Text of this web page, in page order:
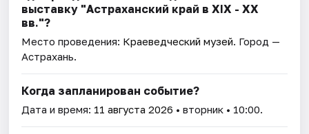
выставку "Астраханский край в XIX - XX
вв."?
Место проведения: Краеведческий музей. Город —
Астрахань.
Когда запланирован событие?
Дата и время: 11 августа 2026 • вторник • 10:00.